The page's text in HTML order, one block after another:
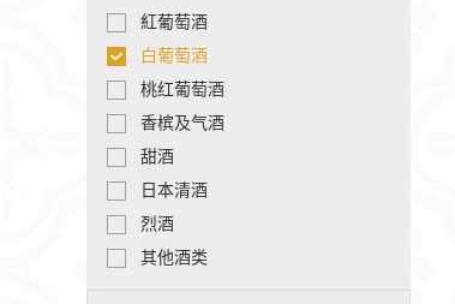
紅葡萄酒
白葡萄酒
桃红葡萄酒
香槟及气酒
甜酒
日本清酒
烈酒
其他酒类